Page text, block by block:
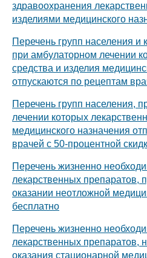
здравоохранения
изделиями медицинского
Перечень групп населения и
при амбулаторном лечении
средства и изделия
отпускаются по рецептам
Перечень групп населения,
лечении которых
медицинского назначения
врачей с 50-процентной
Перечень жизненно
лекарственных препаратов,
оказании неотложной
бесплатно
Перечень жизненно
лекарственных препаратов,
оказания стационарной